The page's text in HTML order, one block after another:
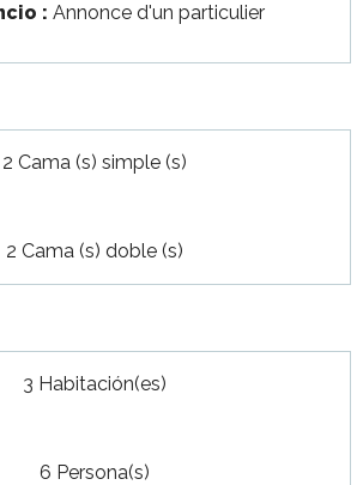
: Annonce d'un particulier
2 Cama (s) simple (s)
2 Cama (s) doble (s)
3 Habitación(es)
6 Persona(s)